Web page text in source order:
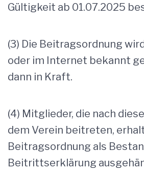
Gültigkeit ab 01.07.2025
(3) Die Beitragsordnung
oder im Internet bekannt
dann in Kraft.
(4) Mitglieder, die nach
dem Verein beitreten,
Beitragsordnung als
Beitrittserklärung